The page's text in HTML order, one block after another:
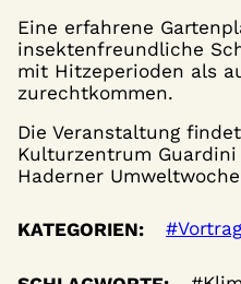
Eine erfahrene
insektenfreundliche
mit Hitzeperioden als
zurechtkommen.
Die Veranstaltung
Kulturzentrum
Haderner
KATEGORIEN: Vortrag